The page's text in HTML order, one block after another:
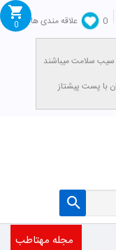
0
علاقه مندی ها
0
مجله مهتاطب